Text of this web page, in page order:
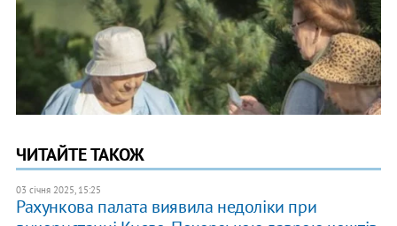
ЧИТАЙТЕ ТАКОЖ
03 січня 2025, 15:25
Рахункова палата виявила недоліки при